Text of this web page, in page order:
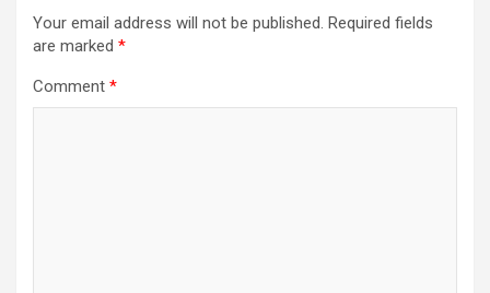
Your email address will not be published. Required fields
are marked *
Comment *